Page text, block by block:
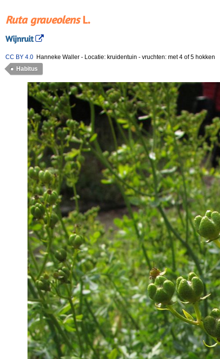
Ruta graveolensL.
Wijnruit
CC BY 4.0 Hanneke Waller - Locatie: kruidentuin - vruchten: met 4 of 5 hokken
Habitus